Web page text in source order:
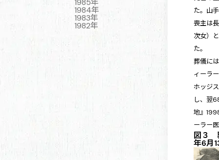
た。山
喪主は
次女）
た。
葬儀に
ィーラ
ホッジ
し、翌
地』
ーラー
図３
年6月
1985年
1984年
1983年
1982年